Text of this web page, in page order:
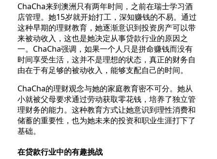
ChaCha来到澳洲只有两年时间，之前在瑞士学习酒
店管理。她15岁就开始打工，深知赚钱的不易。通过
这种早期的理财教育，她逐渐意识到投资房产可以带
来被动收入，这也是她决定从事贷款行业的原因之
一。ChaCha强调，如果一个人只是拼命赚钱而没有
时间享受生活，这并不是理想的状态，真正的财务自
由在于有足够的被动收入，能够支配自己的时间。
ChaCha的理财观念与她的家庭教育密不可分。她从
小就被父母要求通过劳动获取零花钱，培养了独立管
理财务的能力。这种教育方式让她意识到理性消费和
储蓄的重要性，也为她未来的投资和职业生涯打下了
基础。
在贷款行业中的有趣挑战